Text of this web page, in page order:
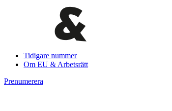
Tidigare nummer
Om EU & Arbetsrätt
Prenumerera